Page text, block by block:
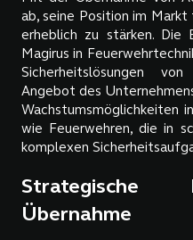
ab, seine Position im
erheblich zu stärken. Die
Magirus in
Sicherheitslösungen
Angebot des
Wachstumsmöglichkeiten
wie Feuerwehren, die in
komplexen
Strategische
Übernahme